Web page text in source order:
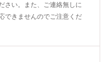
さい。また、ご連絡無しに
できませんのでご注意くだ